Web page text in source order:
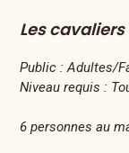
Les cavaliers
Public : Adultes/
Niveau requis :
6 personnes au